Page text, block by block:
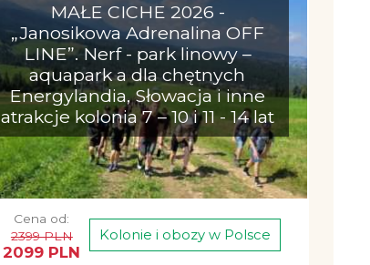
MAŁE CICHE 2026 -
„Janosikowa Adrenalina OFF
LINE”. Nerf - park linowy –
aquapark a dla chętnych
Energylandia, Słowacja i inne
atrakcje kolonia 7 – 10 i 11 - 14 lat
Cena od:
2399 PLN
2099 PLN
Kolonie i obozy w Polsce